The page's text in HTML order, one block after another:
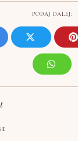
PODAJ DALEJ: